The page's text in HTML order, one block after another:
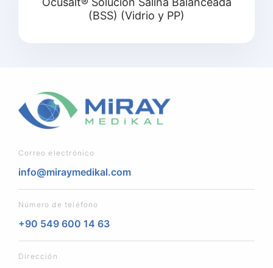
(BSS) (Vidrio y PP)
Correo electrónico
info@miraymedikal.com
Número de teléfono
+90 549 600 14 63
Dirección